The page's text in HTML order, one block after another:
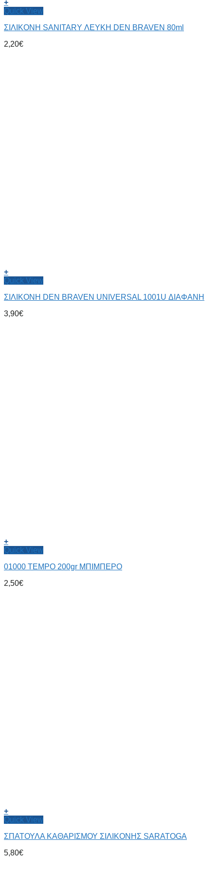
+
Quick View
ΣΙΛΙΚΟΝΗ SANITARY ΛΕΥΚΗ DEN BRAVEN 80ml
2,20€
+
Quick View
ΣΙΛΙΚΟΝΗ DEN BRAVEN UNIVERSAL 1001U ΔΙΑΦΑΝΗ
3,90€
+
Quick View
01000 TEMPO 200gr ΜΠΙΜΠΕΡΟ
2,50€
+
Quick View
ΣΠΑΤΟΥΛΑ ΚΑΘΑΡΙΣΜΟΥ ΣΙΛΙΚΟΝΗΣ SARATOGA
5,80€